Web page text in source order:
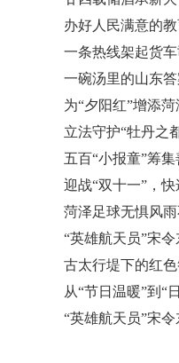
办好人民满意的
一条热线架起货
一碗汤里的山东
为“夕阳红”增添
立法守护“牡丹之
五百“小报童”筹
迎战“双十一”，
菏泽足球无惧风
“英雄航天员”宋
古太行堤下的红
从“节日温暖”到“
“英雄航天员”宋